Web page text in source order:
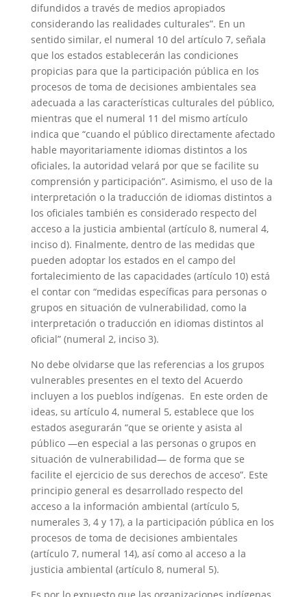
difundidos a través de medios apropiados
considerando las realidades culturales”. En un
sentido similar, el numeral 10 del artículo 7, señala
que los estados establecerán las condiciones
propicias para que la participación pública en los
procesos de toma de decisiones ambientales sea
adecuada a las características culturales del público,
mientras que el numeral 11 del mismo artículo
indica que “cuando el público directamente afectado
hable mayoritariamente idiomas distintos a los
oficiales, la autoridad velará por que se facilite su
comprensión y participación”. Asimismo, el uso de la
interpretación o la traducción de idiomas distintos a
los oficiales también es considerado respecto del
acceso a la justicia ambiental (artículo 8, numeral 4,
inciso d). Finalmente, dentro de las medidas que
pueden adoptar los estados en el campo del
fortalecimiento de las capacidades (artículo 10) está
el contar con “medidas específicas para personas o
grupos en situación de vulnerabilidad, como la
interpretación o traducción en idiomas distintos al
oficial” (numeral 2, inciso 3).
No debe olvidarse que las referencias a los grupos
vulnerables presentes en el texto del Acuerdo
incluyen a los pueblos indígenas. En este orden de
ideas, su artículo 4, numeral 5, establece que los
estados asegurarán “que se oriente y asista al
público —en especial a las personas o grupos en
situación de vulnerabilidad— de forma que se
facilite el ejercicio de sus derechos de acceso”. Este
principio general es desarrollado respecto del
acceso a la información ambiental (artículo 5,
numerales 3, 4 y 17), a la participación pública en los
procesos de toma de decisiones ambientales
(artículo 7, numeral 14), así como al acceso a la
justicia ambiental (artículo 8, numeral 5).